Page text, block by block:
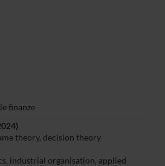
finanze
theory, decision theory
industrial organisation, applied